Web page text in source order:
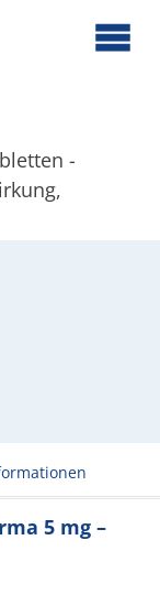
-
5 mg –